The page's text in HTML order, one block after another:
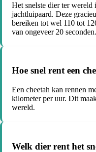
Het snelste dier ter wereld
jachtluipaard. Deze
bereiken tot wel 110 tot
van ongeveer 20 seconden.
Hoe snel rent een
Een cheetah kan rennen
kilometer per uur. Dit
wereld.
Welk dier rent het